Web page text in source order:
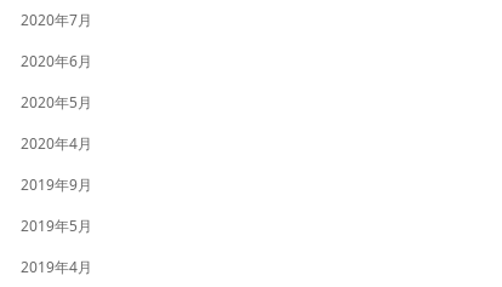
2020年7月
2020年6月
2020年5月
2020年4月
2019年9月
2019年5月
2019年4月